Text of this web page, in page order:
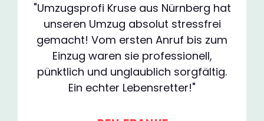
"Umzugsprofi Kruse aus Nürnberg hat
unseren Umzug absolut stressfrei
gemacht! Vom ersten Anruf bis zum
Einzug waren sie professionell,
pünktlich und unglaublich sorgfältig.
Ein echter Lebensretter!"